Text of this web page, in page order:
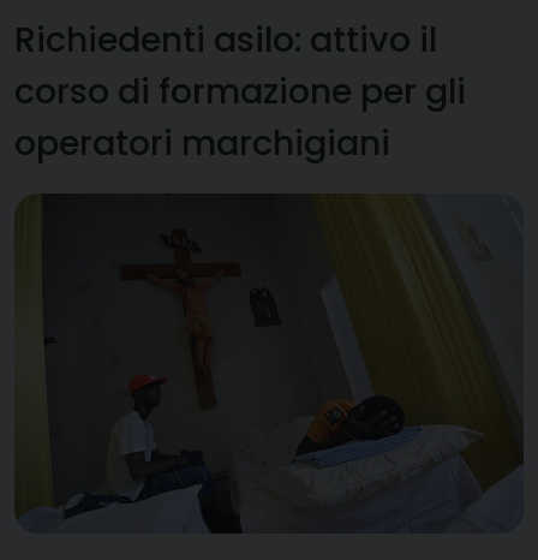
Richiedenti asilo: attivo il
corso di formazione per gli
operatori marchigiani